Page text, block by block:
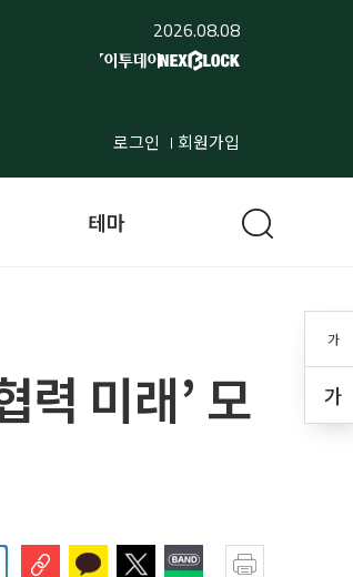
2026.08.08
로그인 회원가입
가
가
테마
력 미래’ 모